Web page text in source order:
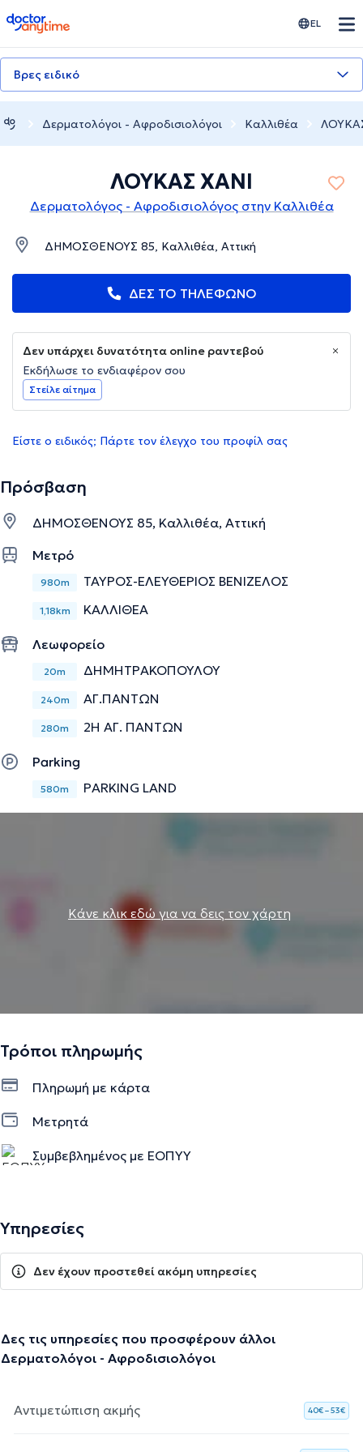
doctoranytime EL
Βρες ειδικό
Δερματολόγοι - Αφροδισιολόγοι Καλλιθέα
ΛΟΥΚΑΣ ΧΑΝΙ
Δερματολόγος - Αφροδισιολόγος στην Καλλιθέα
ΔΗΜΟΣΘΕΝΟΥΣ 85, Καλλιθέα, Αττική
ΔΕΣ ΤΟ ΤΗΛΕΦΩΝΟ
Δεν υπάρχει δυνατότητα online ραντεβού
Εκδήλωσε το ενδιαφέρον σου
Στείλε αίτημα
Είστε ο ειδικός; Πάρτε τον έλεγχο του προφίλ σας
Πρόσβαση
ΔΗΜΟΣΘΕΝΟΥΣ 85, Καλλιθέα, Αττική
Μετρό
980m ΤΑΥΡΟΣ-ΕΛΕΥΘΕΡΙΟΣ ΒΕΝΙΖΕΛΟΣ
1,18km ΚΑΛΛΙΘΕΑ
Λεωφορείο
20m ΔΗΜΗΤΡΑΚΟΠΟΥΛΟΥ
240m ΑΓ.ΠΑΝΤΩΝ
280m 2Η ΑΓ. ΠΑΝΤΩΝ
Parking
580m PARKING LAND
Κάνε κλικ εδώ για να δεις τον χάρτη
Τρόποι πληρωμής
Πληρωμή με κάρτα
Μετρητά
Συμβεβλημένος με ΕΟΠΥΥ
Υπηρεσίες
Δεν έχουν προστεθεί ακόμη υπηρεσίες
Δες τις υπηρεσίες που προσφέρουν άλλοι
Δερματολόγοι - Αφροδισιολόγοι
Αντιμετώπιση ακμής 40€ – 53€